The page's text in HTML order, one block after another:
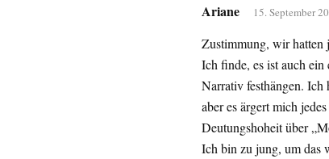
Ariane 15. September
Zustimmung, wir hatten
Ich finde, es ist auch ein
Narrativ festhängen. Ich
aber es ärgert mich
Deutungshoheit über
Ich bin zu jung, um das